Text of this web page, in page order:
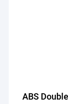
ABS